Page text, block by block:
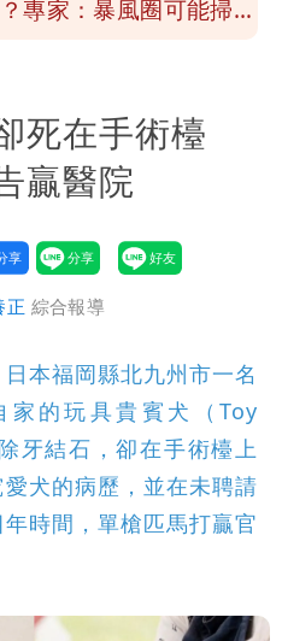
專家：暴風圈可能掃到
點！」財經網美曝原
到想丟」 內行曝原
穿
死在手術檯
贏醫院
正 綜合報導
本福岡縣北九州市一名
家的玩具貴賓犬（Toy
牙結石，卻在手術檯上
犬的病歷，並在未聘請
時間，單槍匹馬打贏官